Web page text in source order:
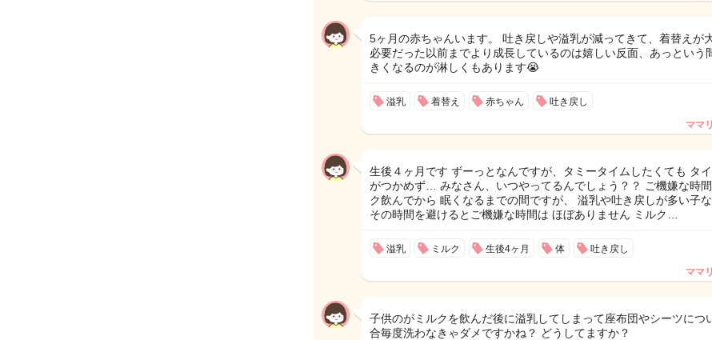
5ヶ月の赤ちゃんいます。 吐き戻しや溢乳が減ってきて、着替えが
必要だった以前までより成長しているのは嬉しい反面、あっという
きくなるのが淋しくもあります😭
溢乳 着替え 赤ちゃん 吐き戻し
ママリ
生後４ヶ月です ずーっとなんですが、タミータイムしたくても タ
がつかめず… みなさん、いつやってるんでしょう？？ ご機嫌な時
ク飲んでから 眠くなるまでの間ですが、 溢乳や吐き戻しが多い子
その時間を避けるとご機嫌な時間は ほぼありません ミルク…
溢乳 ミルク 生後4ヶ月 体 吐き戻し
ママリ
子供のがミルクを飲んだ後に溢乳してしまって座布団やシーツにつ
合毎度洗わなきゃダメですかね？ どうしてますか？